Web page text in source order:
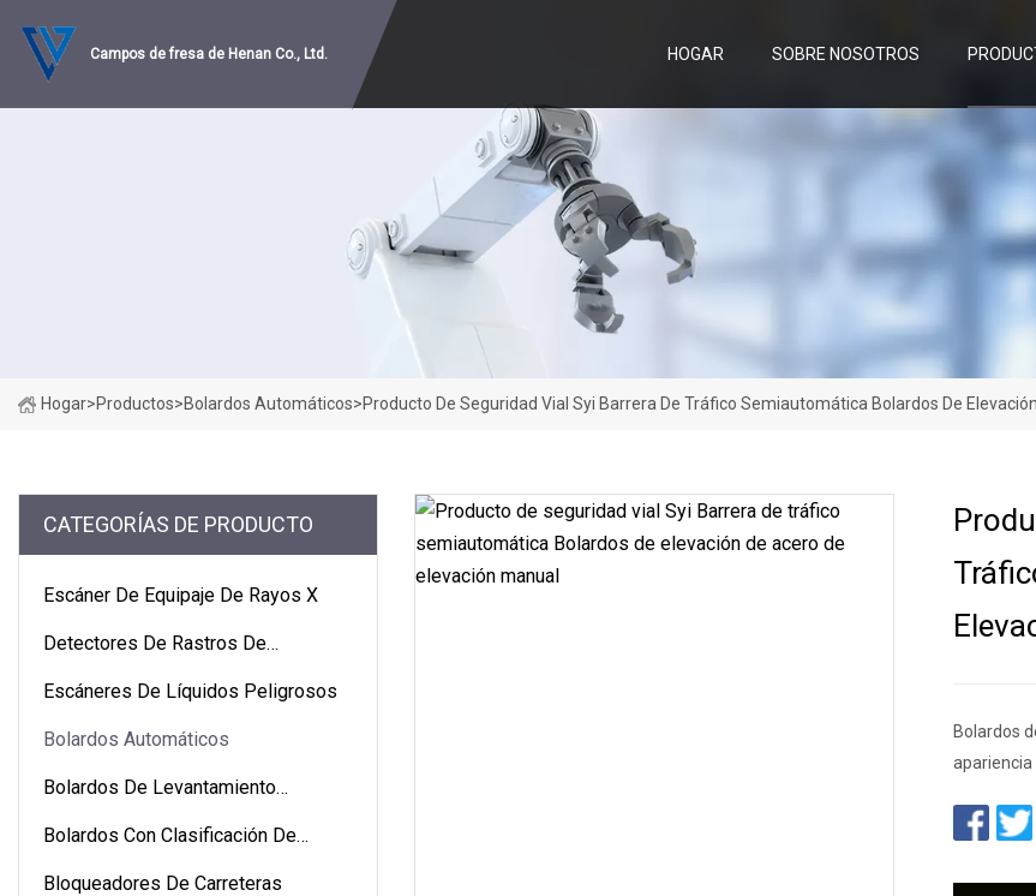
Campos de fresa de Henan Co., Ltd. HOGAR SOBRE NOSOTROS
Hogar>Productos>Bolardos Automáticos>Producto De Seguridad Vial Syi Barrera De Tráfico Semiautomática Bolardos De
CATEGORÍAS DE PRODUCTO
Escáner De Equipaje De Rayos X
Detectores De Rastros De
Escáneres De Líquidos Peligrosos
Bolardos Automáticos
Bolardos De Levantamiento
Bolardos Con Clasificación De
Bloqueadores De Carreteras
Bolardos